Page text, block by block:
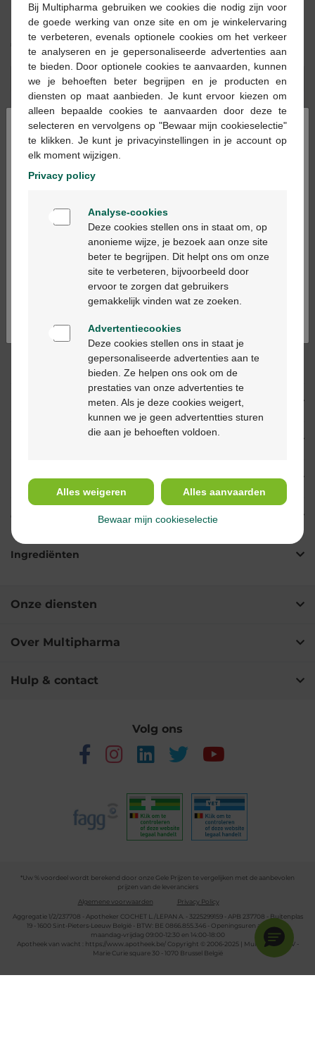
€ 12,97
Bestellen Reserveren
Op voorraad online
Op werkdagen vóór 12u besteld, volgende
werkdag geleverd
levering in je Multipharma apotheek
levering thuis vanaf €55
betalen
Productbeschrijving
Indicaties
Ingrediënten
Onze diensten
Over Multipharma
Hulp & contact
Volg ons
*Uw % voordeel wordt berekend door onze Gele Prijzen te vergelijken met de aanbevolen
prijzen van de leveranciers
Algemene voorwaarden
Privacy Policy
Aggregatie 1/2/237708 - Apotheker COCHET L./LEPAN A. - 3225299159 - APB 237708 - Buitenplas
19 - 1600 Sint-Pieters-Leeuw België - BTW: BE 0866.855.346 - Openingsuren apotheek:
maandag-vrijdag 09:00-12:30 en 14:00-18:00
Apotheek van wacht :
https://www.apotheek.be/Copyright © 2006-2025 | Multipharma CV -
Marie Curie square 30 - 1070 Brussel België
×
Bienvenue
Ga verder in het nederlands
Continuez en français
Bij Multipharma gebruiken we cookies die nodig zijn voor
de goede werking van onze site en om je winkelervaring
te verbeteren, evenals optionele cookies om het verkeer
te analyseren en je gepersonaliseerde advertenties aan
te bieden. Door optionele cookies te aanvaarden, kunnen
we je behoeften beter begrijpen en je producten en
diensten op maat aanbieden. Je kunt ervoor kiezen om
alleen bepaalde cookies te aanvaarden door deze te
selecteren en vervolgens op "Bewaar mijn cookieselectie"
te klikken. Je kunt je privacyinstellingen in je account op
elk moment wijzigen.
Privacy policy
Analyse-cookies
Deze cookies stellen ons in staat om, op
anonieme wijze, je bezoek aan onze site
beter te begrijpen. Dit helpt ons om onze
site te verbeteren, bijvoorbeeld door
ervoor te zorgen dat gebruikers
gemakkelijk vinden wat ze zoeken.
Advertentiecookies
Deze cookies stellen ons in staat je
gepersonaliseerde advertenties aan te
bieden. Ze helpen ons ook om de
prestaties van onze advertenties te
meten. Als je deze cookies weigert,
kunnen we je geen advertentties sturen
die aan je behoeften voldoen.
Alles weigeren Alles aanvaarden
Bewaar mijn cookieselectie